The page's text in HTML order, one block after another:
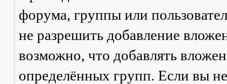
форума, группы или
не разрешить добавление
возможно, что добавлять
определённых групп. Если вы